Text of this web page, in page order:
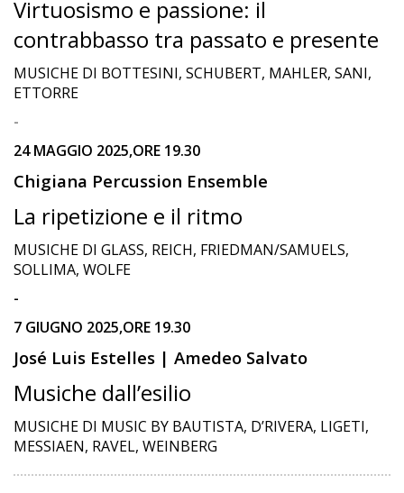
Virtuosismo e passione: il
contrabbasso tra passato e presente
MUSICHE DI BOTTESINI, SCHUBERT, MAHLER, SANI,
ETTORRE
-
24 MAGGIO 2025,ORE 19.30
Chigiana Percussion Ensemble
La ripetizione e il ritmo
MUSICHE DI GLASS, REICH, FRIEDMAN/SAMUELS,
SOLLIMA, WOLFE
-
7 GIUGNO 2025,ORE 19.30
José Luis Estelles | Amedeo Salvato
Musiche dall’esilio
MUSICHE DI MUSIC BY BAUTISTA, D’RIVERA, LIGETI,
MESSIAEN, RAVEL, WEINBERG